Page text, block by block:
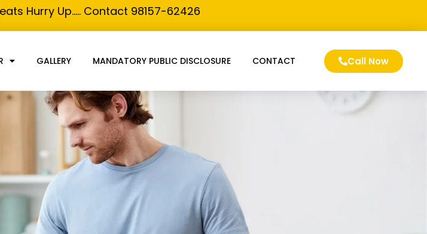
Hurry Up….. Contact 98157-62426
GALLERY MANDATORY PUBLIC DISCLOSURE CONTACT Call Now